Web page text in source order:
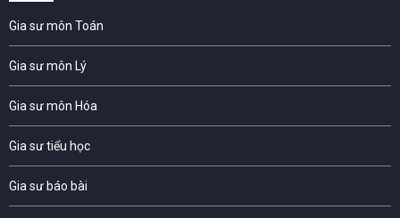
Gia sư môn Toán
Gia sư môn Lý
Gia sư môn Hóa
Gia sư tiểu học
Gia sư báo bài